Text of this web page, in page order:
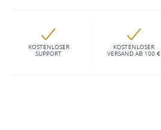
KOSTENLOSER
SUPPORT
KOSTENLOSER
VERSAND AB 100 €